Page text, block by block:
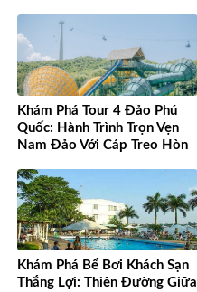
Khám Phá Tour 4 Đảo Phú
Quốc: Hành Trình Trọn Vẹn
Nam Đảo Với Cáp Treo Hòn
Khám Phá Bể Bơi Khách Sạn
Thắng Lợi: Thiên Đường Giữa